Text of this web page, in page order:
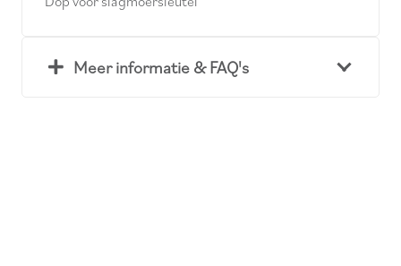
Meer informatie & FAQ's